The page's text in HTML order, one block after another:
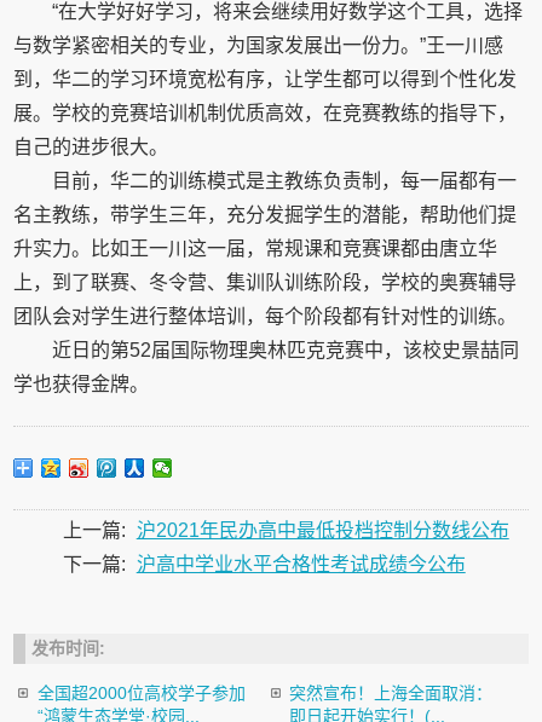
“在大学好好学习，将来会继续用好数学这个工具，选择
与数学紧密相关的专业，为国家发展出一份力。”王一川感
到，华二的学习环境宽松有序，让学生都可以得到个性化发
展。学校的竞赛培训机制优质高效，在竞赛教练的指导下，
自己的进步很大。
目前，华二的训练模式是主教练负责制，每一届都有一
名主教练，带学生三年，充分发掘学生的潜能，帮助他们提
升实力。比如王一川这一届，常规课和竞赛课都由唐立华
上，到了联赛、冬令营、集训队训练阶段，学校的奥赛辅导
团队会对学生进行整体培训，每个阶段都有针对性的训练。
近日的第52届国际物理奥林匹克竞赛中，该校史景喆同
学也获得金牌。
上一篇: 沪2021年民办高中最低投档控制分数线公布
下一篇: 沪高中学业水平合格性考试成绩今公布
发布时间:
全国超2000位高校学子参加
“鸿蒙生态学堂·校园...
突然宣布！上海全面取消：
即日起开始实行！(...